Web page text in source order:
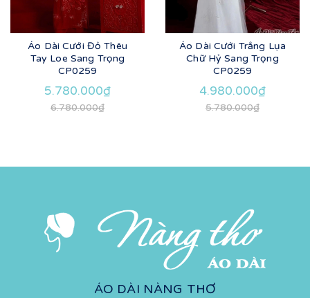
Áo Dài Cưới Đỏ Thêu
Tay Loe Sang Trọng
CP0259
5.780.000₫
6.780.000₫
Áo Dài Cưới Trắng Lụa
Chữ Hỷ Sang Trọng
CP0259
4.980.000₫
5.780.000₫
ÁO DÀI NÀNG THƠ